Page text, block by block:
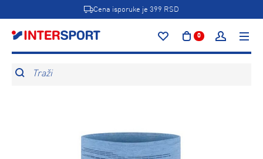
Cena isporuke je 399 RSD
0
Traži